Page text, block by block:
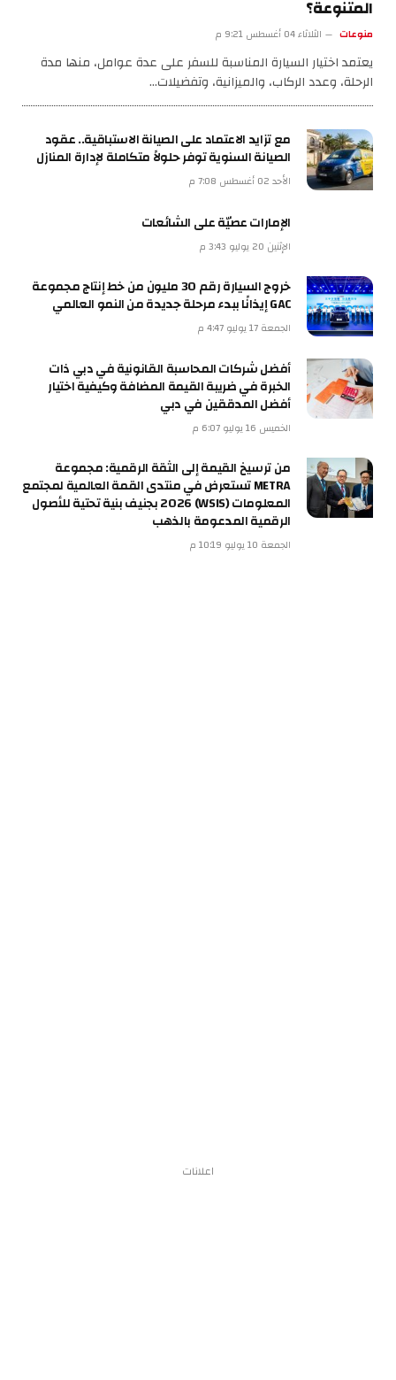
المتنوعة؟
منوعات الثلاثاء 04 أغسطس 9:21 م
يعتمد اختيار السيارة المناسبة للسفر على عدة عوامل، منها مدة
الرحلة، وعدد الركاب، والميزانية، وتفضيلات…
مع تزايد الاعتماد على الصيانة الاستباقية.. عقود
الصيانة السنوية توفر حلولاً متكاملة لإدارة المنازل
الأحد 02 أغسطس 7:08 م
الإمارات عصيّة على الشائعات
الإثنين 20 يوليو 3:43 م
خروج السيارة رقم 30 مليون من خط إنتاج مجموعة
GAC إيذانًا ببدء مرحلة جديدة من النمو العالمي
الجمعة 17 يوليو 4:47 م
أفضل شركات المحاسبة القانونية في دبي ذات
الخبرة في ضريبة القيمة المضافة وكيفية اختيار
أفضل المدققين في دبي
الخميس 16 يوليو 6:07 م
من ترسيخ القيمة إلى الثقة الرقمية: مجموعة
METRA تستعرض في منتدى القمة العالمية لمجتمع
المعلومات (WSIS) 2026 بجنيف بنية تحتية للأصول
الرقمية المدعومة بالذهب
الجمعة 10 يوليو 10:19 م
اعلانات